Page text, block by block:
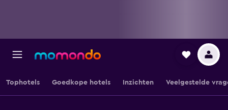
Tophotels Goedkope hotels Inzichten Veelgestelde